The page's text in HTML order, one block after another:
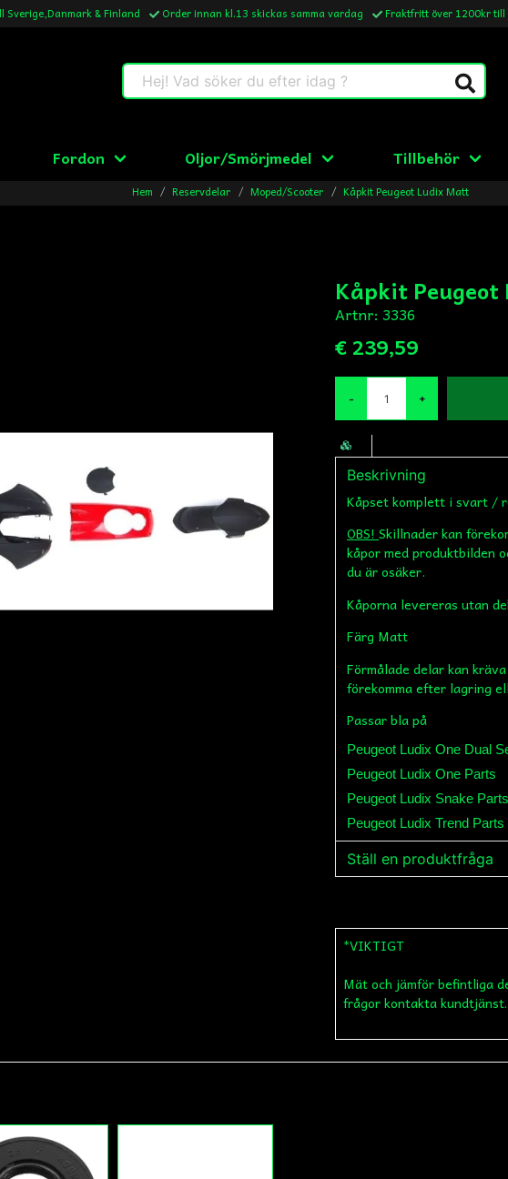
Sverige,Danmark & Finland Order innan kl.13 skickas samma vardag Fraktfritt över 1200kr till
Hej! Vad söker du efter idag ?
Fordon Oljor/Smörjmedel Tillbehör
Hem Reservdelar Moped/Scooter Kåpkit Peugeot Ludix Matt
Kåpkit
Artnr: 3336
€ 239,59
- +
Beskrivning
Kåpset komplett i svart /
OBS!Skillnader kan
kåpor med produktbilden
du är osäker.
Kåporna levereras utan
Färg Matt
Förmålade delar kan
förekomma efter lagring
Passar bla på
Peugeot Ludix One Dual
Peugeot Ludix One Parts
Peugeot Ludix Snake Parts
Peugeot Ludix Trend Parts
Ställ en produktfråga
name
Namn
*VIKTIGT
Mät och jämför befintliga
frågor kontakta kundtjänst.